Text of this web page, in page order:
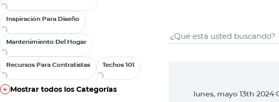
Inspiración Para Diseño
Inspiración Para Diseño
Mantenimiento Del Hogar
Mantenimiento Del Hogar
Recursos Para Contratistas
Recursos Para Contratistas Techos 101
Techos 101
Mostrar todos los Categorías
Negocios
lunes, mayo 13th 2024